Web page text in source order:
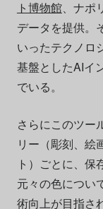
ト博物館、ナポ
データを提供。
いったテクノロ
基盤としたAIイ
でいる。
さらにこのツー
リー（彫刻、絵
ト）ごとに、
元々の色につい
術向上が目指さ